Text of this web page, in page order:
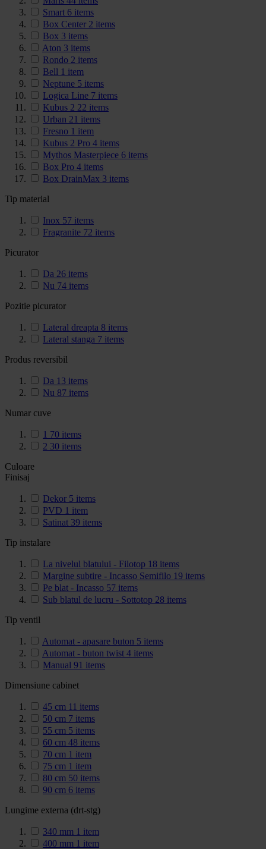
Smart 6 items
Box Center 2 items
Box 3 items
Aton 3 items
Rondo 2 items
Bell 1 item
Neptune 5 items
Logica Line 7 items
Kubus 2 22 items
Urban 21 items
Fresno 1 item
Kubus 2 Pro 4 items
Mythos Masterpiece 6 items
Box Pro 4 items
Box DrainMax 3 items
Tip material
Inox 57 items
Fragranite 72 items
Picurator
Da 26 items
Nu 74 items
Pozitie picurator
Lateral dreapta 8 items
Lateral stanga 7 items
Produs reversibil
Da 13 items
Nu 87 items
Numar cuve
1 70 items
2 30 items
Culoare
Finisaj
Dekor 5 items
PVD 1 item
Satinat 39 items
Tip instalare
La nivelul blatului - Filotop 18 items
Margine subtire - Incasso Semifilo 19 items
Pe blat - Incasso 57 items
Sub blatul de lucru - Sottotop 28 items
Tip ventil
Automat - apasare buton 5 items
Automat - buton twist 4 items
Manual 91 items
Dimensiune cabinet
45 cm 11 items
50 cm 7 items
55 cm 5 items
60 cm 48 items
70 cm 1 item
75 cm 1 item
80 cm 50 items
90 cm 6 items
Lungime externa (drt-stg)
340 mm 1 item
400 mm 1 item